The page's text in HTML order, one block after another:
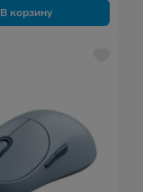
В корзину